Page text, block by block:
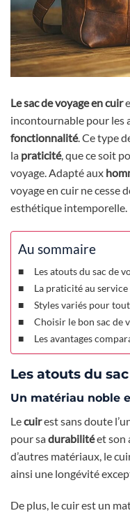
Le sac de voyage en cuir
incontournable pour les
fonctionnalité. Ce type
la praticité, que ce soit
voyage. Adapté aux
voyage en cuir ne cesse
esthétique intemporelle.
Au sommaire
Les atouts du sac de
La praticité au
Styles variés pour
Choisir le bon sac de
Les avantages
Les atouts du
Un matériau noble
Lecuirest sans doute
pour sadurabilitéet son
d’autres matériaux, le
ainsi une longévité
De plus, le cuir est un